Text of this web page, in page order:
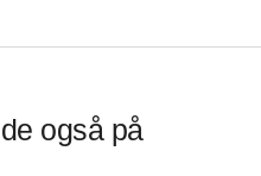
også på